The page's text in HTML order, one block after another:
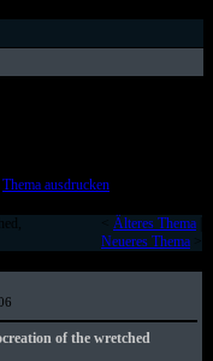
Thema ausdrucken]
Älteres Thema|
Neueres Thema>
of the wretched